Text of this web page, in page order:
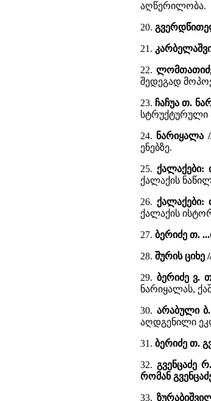
აღწერილობა.
20.
21.
22.
შედეგად
23. ჩაჩუა თ.
სტრუქტურული
24. ნარიყალა
ენებზე.
25. ქალაქები:
ქალაქის
26. ქალაქები:
ქალაქის
27. ბერიძე თ.
28. შურის
29. ბერიძე ვ.
ნარიყალას,
30. არაბული
აღდგენილი
31. ბერიძე თ.
32.გვენცაძე
რომან
33.